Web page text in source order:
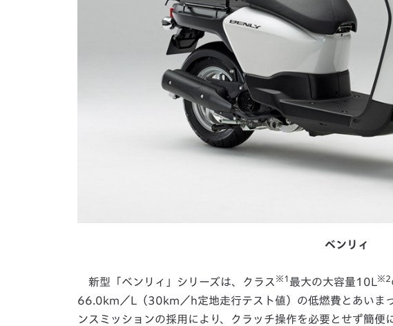
ベンリィ
新型「ベンリィ」シリーズは、クラス ※1 最大の大容量10L ※2
66.0km／L（30km／h定地走行テスト値）の低燃費とあいま
ンスミッションの採用により、クラッチ操作を必要とせず簡便